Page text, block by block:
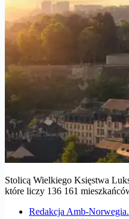
Stolicą Wielkiego Księstwa
które liczy 136 161
Redakcja Amb-